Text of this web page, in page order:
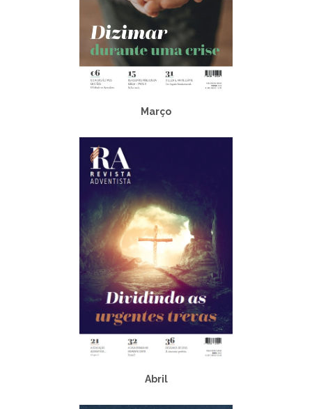
Março
Abril